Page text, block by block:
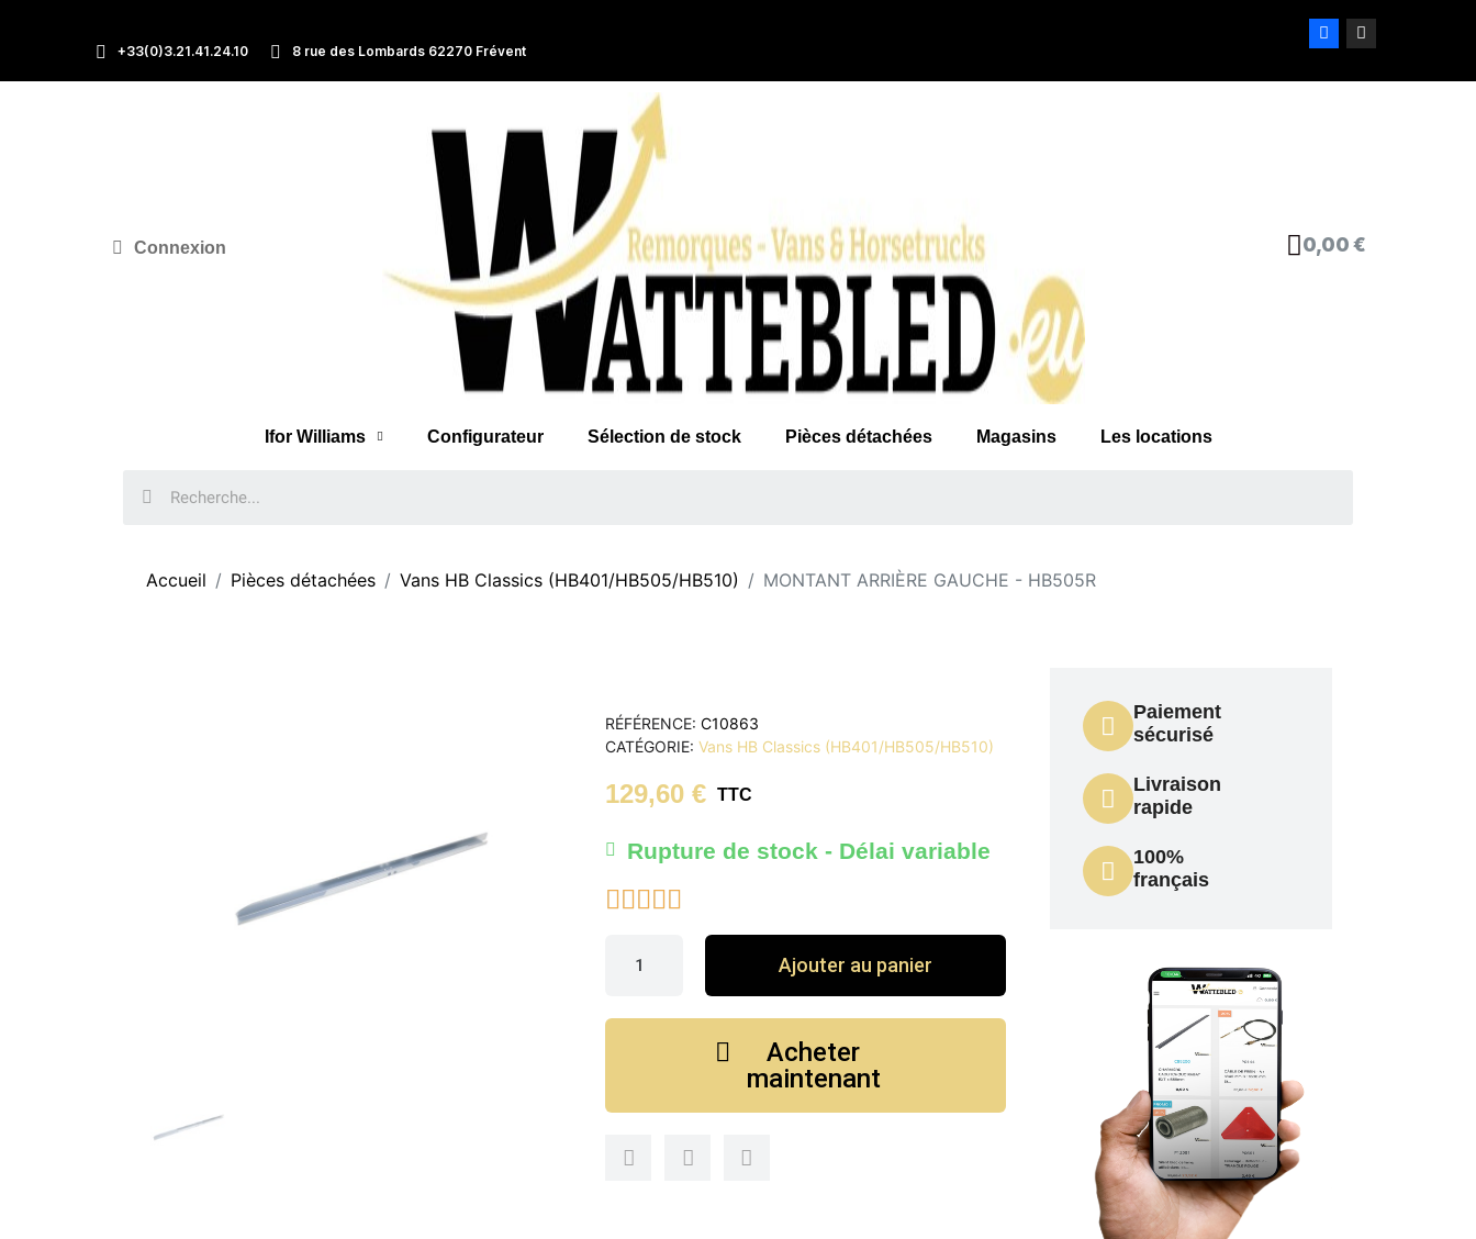
+33(0)3.21.41.24.10 8 rue des Lombards 62270 Frévent
Connexion 0,00 €
Ifor Williams Configurateur Sélection de stock Pièces détachées Magasins Les locations
Accueil Pièces détachées Vans HB Classics (HB401/HB505/HB510) MONTANT ARRIÈRE GAUCHE - HB505R
RÉFÉRENCE C10863
CATÉGORIE Vans HB Classics (HB401/HB505/HB510)
129,60 € TTC
Rupture de stock - Délai variable
    
Ajouter au panier
Acheter
maintenant
Paiement
sécurisé
Livraison
rapide
100%
français